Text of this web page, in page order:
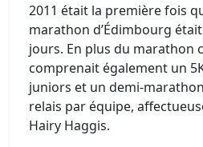
2011 était la première fois
marathon d’Édimbourg
jours. En plus du marathon
comprenait également un
juniors et un demi-
relais par équipe,
Hairy Haggis.